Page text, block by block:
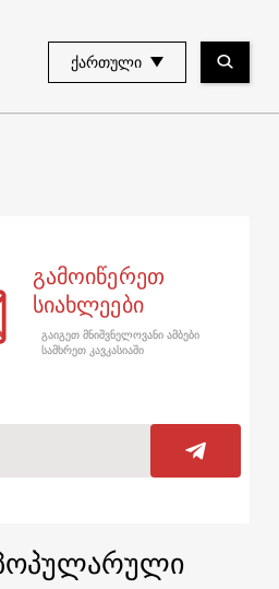
ᲥᲐᲠᲗᲣᲚᲘ
გამოიწერეთ
სიახლეები
გაიგეთ მნიშვნელოვანი ამბები
სამხრეთ კავკასიაში